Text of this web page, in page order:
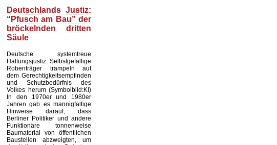
Deutschlands Justiz:
“Pfusch am Bau” der
bröckelnden dritten
Säule
Deutsche systemtreue
Haltungsjustiz: Selbstgefällige
Robenträger trampeln auf
dem Gerechtigkeitsempfinden
und Schutzbedürfnis des
Volkes herum (Symbolbild:KI)
In den 1970er und 1980er
Jahren gab es mannigfaltige
Hinweise darauf, dass
Berliner Politiker und andere
Funktionäre tonnenweise
Baumaterial von öffentlichen
Baustellen abzweigten, um